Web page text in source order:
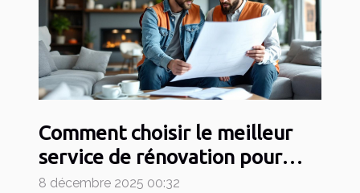
Comment choisir le meilleur
service de rénovation pour
votre maison ?
8 décembre 2025 00:32